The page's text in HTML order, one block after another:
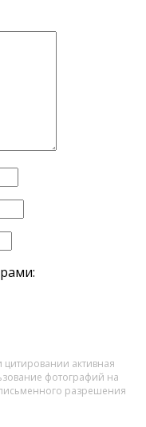
цитировании активная
фотографий на
разрешения